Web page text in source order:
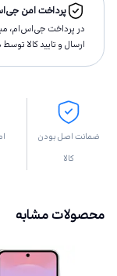
پرداخت امن
در پرداخت جی‌اس‌ام،
ارسال و تاييد كالا
ضمانت اصل بودن
کالا
محصولات مشابه